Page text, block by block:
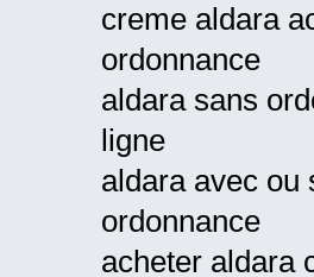
creme aldara
ordonnance
aldara sans
ligne
aldara avec ou
ordonnance
acheter aldara